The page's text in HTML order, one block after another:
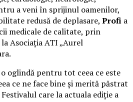
a veni în sprijinul oamenilor,
redusă de deplasare, Profi a
medicale de calitate, prin
Asociația ATI „Aurel
oglindă pentru tot ceea ce este
ce ne face bine și merită păstrat
care la actuala ediție a